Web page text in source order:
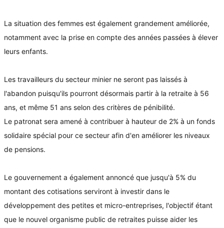
La situation des femmes est également grandement améliorée,
notamment avec la prise en compte des années passées à élever
leurs enfants.
Les travailleurs du secteur minier ne seront pas laissés à
l'abandon puisqu'ils pourront désormais partir à la retraite à 56
ans, et même 51 ans selon des critères de pénibilité.
Le patronat sera amené à contribuer à hauteur de 2% à un fonds
solidaire spécial pour ce secteur afin d'en améliorer les niveaux
de pensions.
Le gouvernement a également annoncé que jusqu'à 5% du
montant des cotisations serviront à investir dans le
développement des petites et micro-entreprises, l'objectif étant
que le nouvel organisme public de retraites puisse aider les